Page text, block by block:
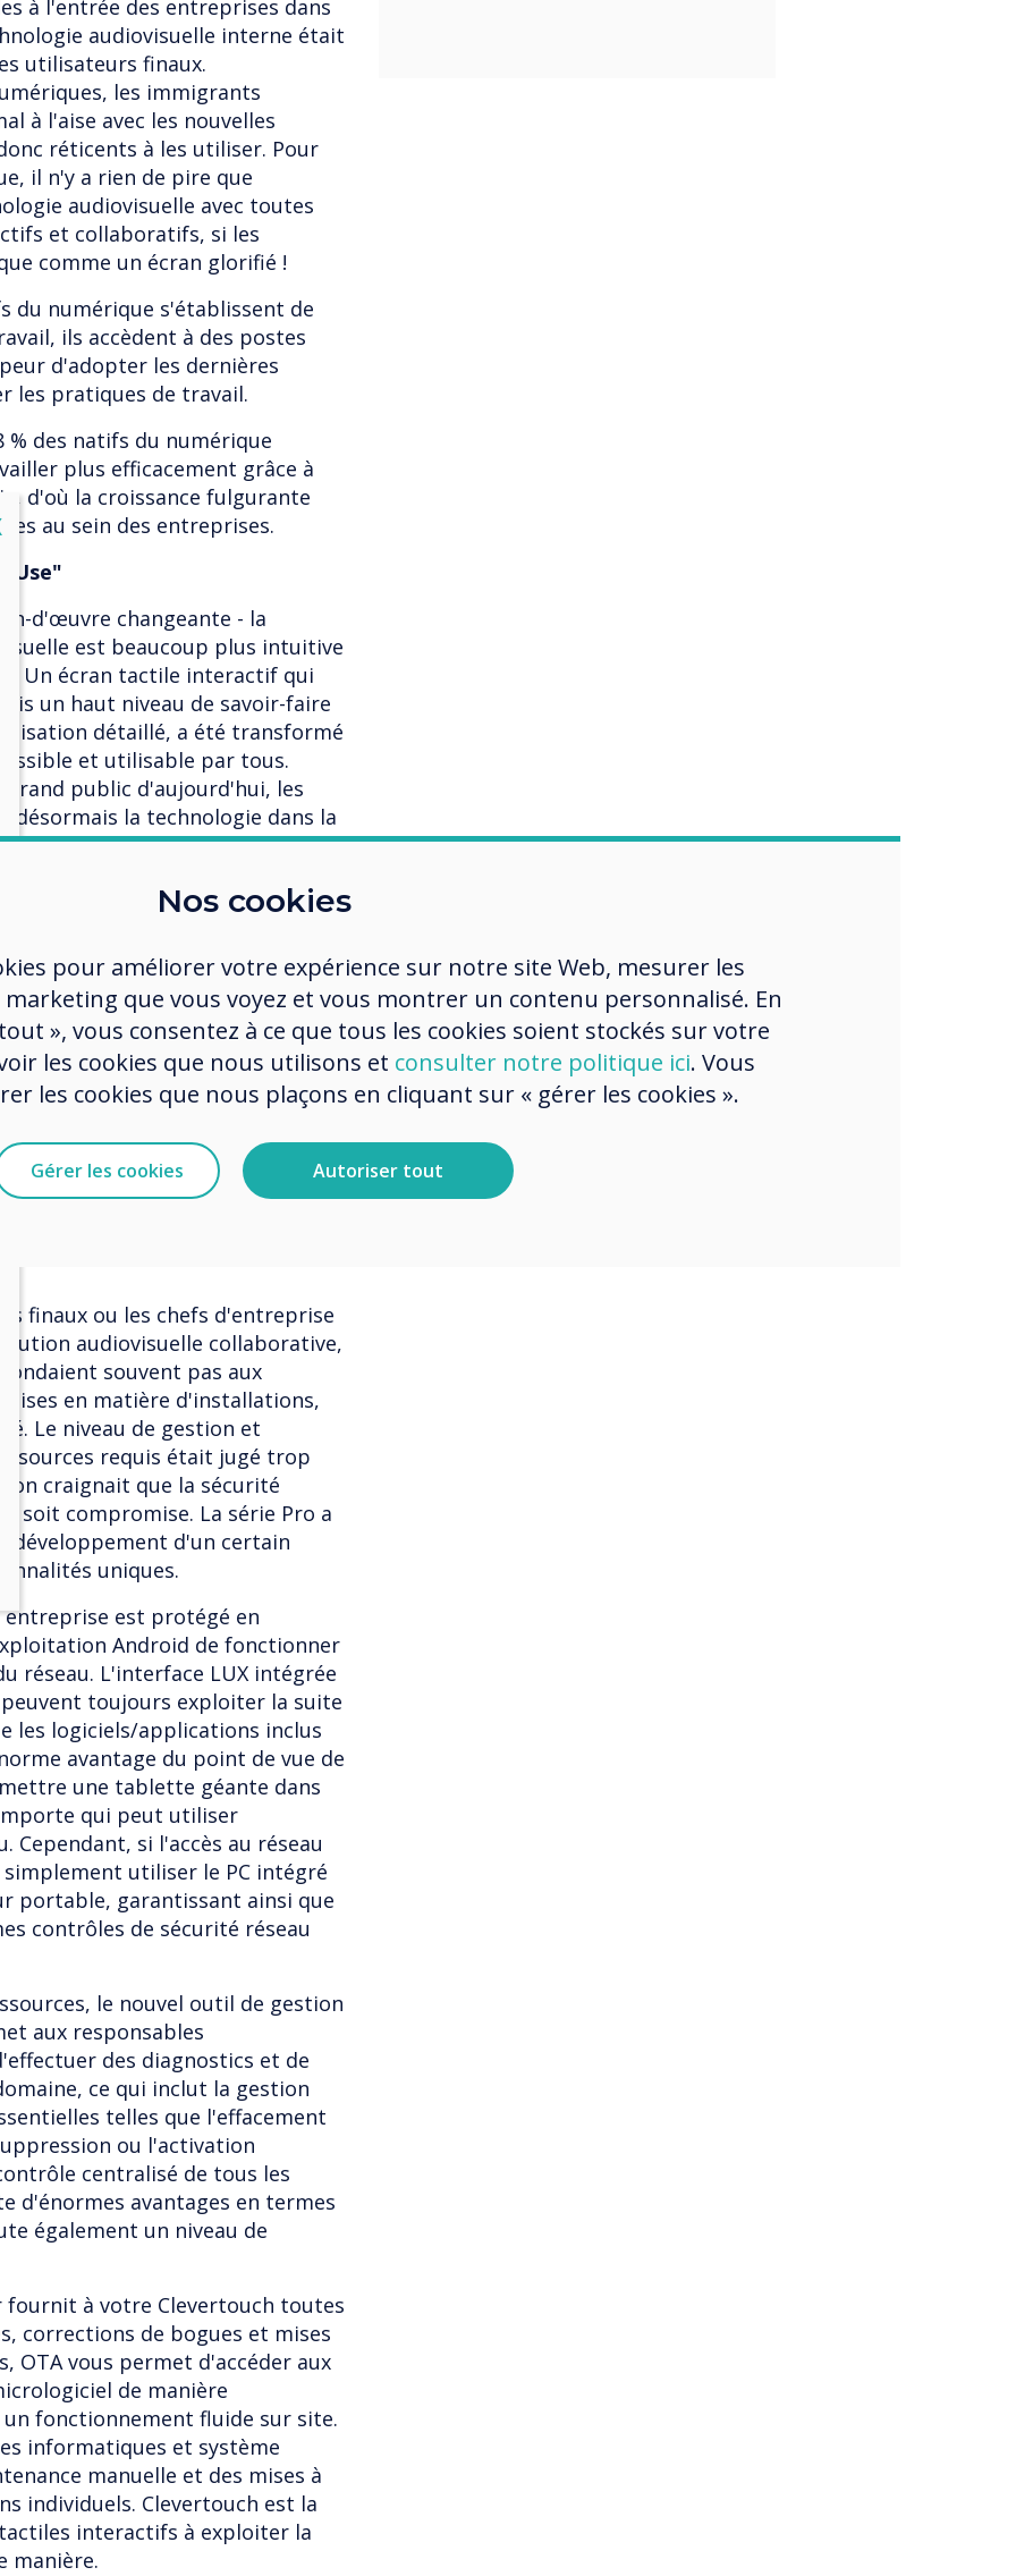
à l'entrée des entreprises dans
audiovisuelle interne était
utilisateurs finaux.
les immigrants
à l'aise avec les nouvelles
réticents à les utiliser. Pour
il n'y a rien de pire que
audiovisuelle avec toutes
et collaboratifs, si les
comme un écran glorifié !
du numérique s'établissent de
ils accèdent à des postes
d'adopter les dernières
les pratiques de travail.
% des natifs du numérique
plus efficacement grâce à
d'où la croissance fulgurante
au sein des entreprises.
Use"
d'œuvre changeante - la
est beaucoup plus intuitive
Un écran tactile interactif qui
un haut niveau de savoir-faire
détaillé, a été transformé
et utilisable par tous.
public d'aujourd'hui, les
désormais la technologie dans la
à liaison véritable est la dernière
tactile, offrant l'expérience
l'un des écrans collaboratifs
et a été conçue autour de
et reproduit l'interface que vous
grand public. C'est
écrans tactiles interactifs grand
véritable toucher capacitif collé -
de Microsoft, qui se situe tout en
ce marché.
finaux ou les chefs d'entreprise
audiovisuelle collaborative,
souvent pas aux
en matière d'installations,
Le niveau de gestion et
requis était jugé trop
on craignait que la sécurité
soit compromise. La série Pro a
développement d'un certain
uniques.
entreprise est protégé en
Android de fonctionner
réseau. L'interface LUX intégrée
toujours exploiter la suite
les logiciels/applications inclus
avantage du point de vue de
une tablette géante dans
qui peut utiliser
Cependant, si l'accès au réseau
utiliser le PC intégré
portable, garantissant ainsi que
contrôles de sécurité réseau
le nouvel outil de gestion
aux responsables
des diagnostics et de
ce qui inclut la gestion
telles que l'effacement
ou l'activation
centralisé de tous les
d'énormes avantages en termes
également un niveau de
fournit à votre Clevertouch toutes
corrections de bogues et mises
OTA vous permet d'accéder aux
de manière
fonctionnement fluide sur site.
informatiques et système
manuelle et des mises à
individuels. Clevertouch est la
interactifs à exploiter la
manière.
Nos cookies
pour améliorer votre expérience sur notre site Web, mesurer les
que vous voyez et vous montrer un contenu personnalisé. En
», vous consentez à ce que tous les cookies soient stockés sur votre
les cookies que nous utilisons et consulter notre politique ici. Vous
les cookies que nous plaçons en cliquant sur « gérer les cookies ».
Gérer les cookies Autoriser tout